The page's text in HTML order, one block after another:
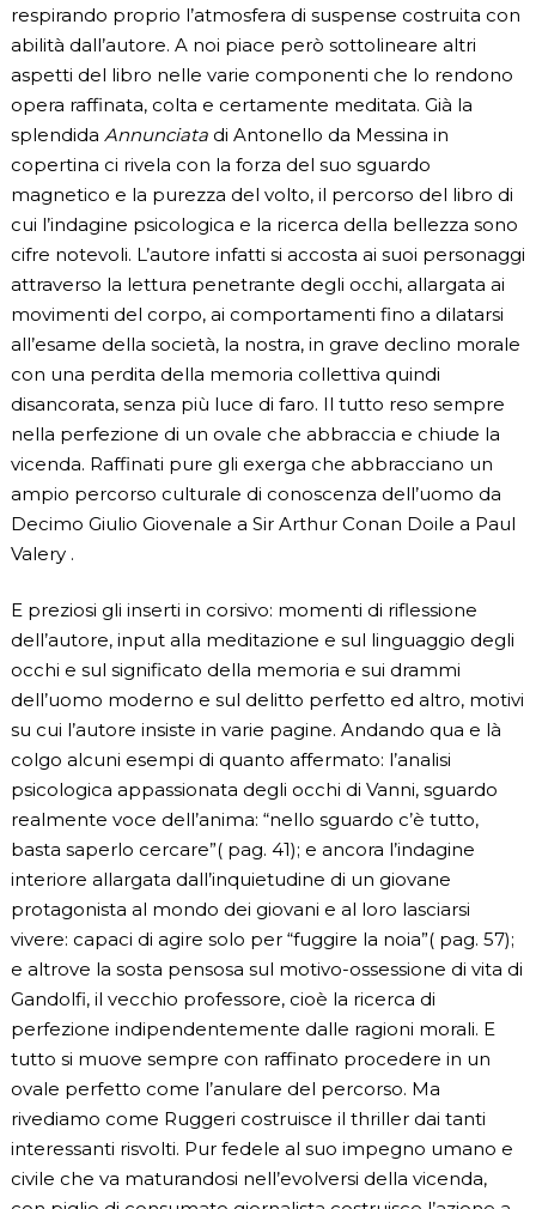
respirando proprio l’atmosfera di suspense costruita con
abilità dall’autore. A noi piace però sottolineare altri
aspetti del libro nelle varie componenti che lo rendono
opera raffinata, colta e certamente meditata. Già la
splendida Annunciatadi Antonello da Messina in
copertina ci rivela con la forza del suo sguardo
magnetico e la purezza del volto, il percorso del libro di
cui l’indagine psicologica e la ricerca della bellezza sono
cifre notevoli. L’autore infatti si accosta ai suoi personaggi
attraverso la lettura penetrante degli occhi, allargata ai
movimenti del corpo, ai comportamenti fino a dilatarsi
all’esame della società, la nostra, in grave declino morale
con una perdita della memoria collettiva quindi
disancorata, senza più luce di faro. Il tutto reso sempre
nella perfezione di un ovale che abbraccia e chiude la
vicenda. Raffinati pure gli exerga che abbracciano un
ampio percorso culturale di conoscenza dell’uomo da
Decimo Giulio Giovenale a Sir Arthur Conan Doile a Paul
Valery .
E preziosi gli inserti in corsivo: momenti di riflessione
dell’autore, input alla meditazione e sul linguaggio degli
occhi e sul significato della memoria e sui drammi
dell’uomo moderno e sul delitto perfetto ed altro, motivi
su cui l’autore insiste in varie pagine. Andando qua e là
colgo alcuni esempi di quanto affermato: l’analisi
psicologica appassionata degli occhi di Vanni, sguardo
realmente voce dell’anima: “nello sguardo c’è tutto,
basta saperlo cercare”( pag. 41); e ancora l’indagine
interiore allargata dall’inquietudine di un giovane
protagonista al mondo dei giovani e al loro lasciarsi
vivere: capaci di agire solo per “fuggire la noia”( pag. 57);
e altrove la sosta pensosa sul motivo-ossessione di vita di
Gandolfi, il vecchio professore, cioè la ricerca di
perfezione indipendentemente dalle ragioni morali. E
tutto si muove sempre con raffinato procedere in un
ovale perfetto come l’anulare del percorso. Ma
rivediamo come Ruggeri costruisce il thriller dai tanti
interessanti risvolti. Pur fedele al suo impegno umano e
civile che va maturandosi nell’evolversi della vicenda,